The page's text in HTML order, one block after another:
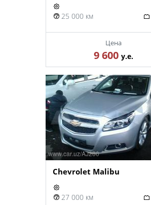
25 000 км
Цена
9 600 у.е.
Chevrolet Malibu
27 000 км